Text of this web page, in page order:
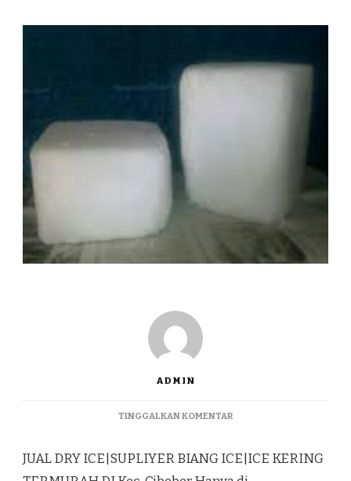
ADMIN
TINGGALKAN KOMENTARPADA
ICE|SUPLIYER
BIANG
JUAL DRY ICE|SUPLIYER BIANG ICE|ICE KERING